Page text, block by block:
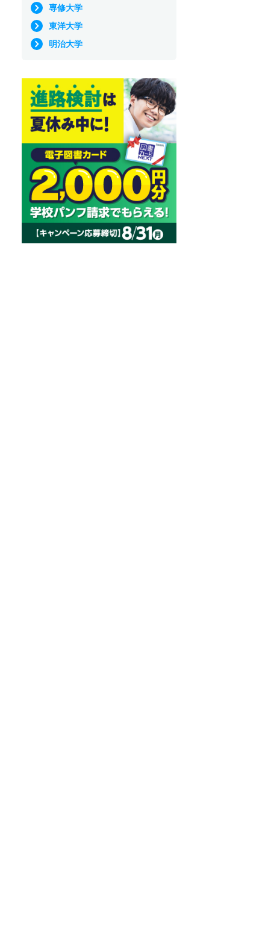
専修大学
東洋大学
明治大学